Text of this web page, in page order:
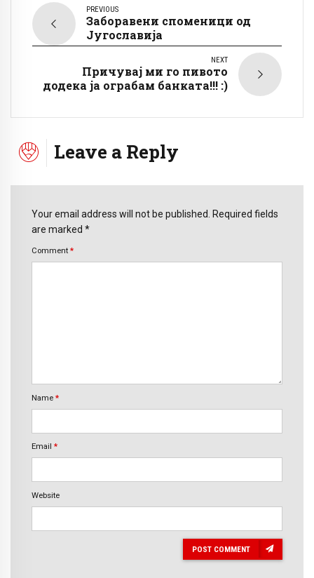
PREVIOUS
Заборавени споменици од
Југославија
NEXT
Причувај ми го пивото
додека ја ограбам банката!!! :)
Leave a Reply
Your email address will not be published. Required fields
are marked *
Comment *
Name *
Email *
Website
POST COMMENT